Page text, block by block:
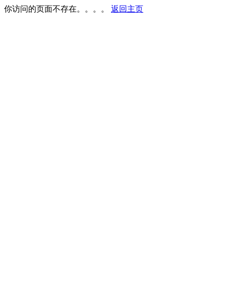
你访问的页面不存在。。。。 返回主页